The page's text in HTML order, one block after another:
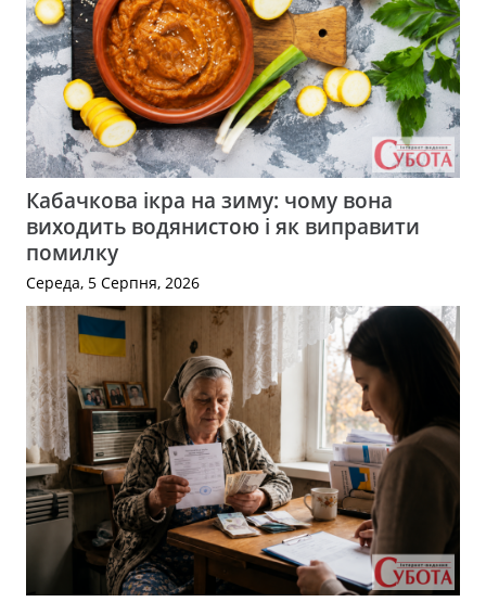
Кабачкова ікра на зиму: чому вона
виходить водянистою і як виправити
помилку
Середа, 5 Серпня, 2026